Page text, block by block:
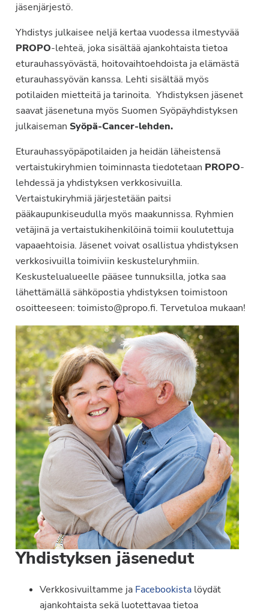
jäsenjärjestö.
Yhdistys julkaisee neljä kertaa vuodessa ilmestyvää
PROPO-lehteä, joka sisältää ajankohtaista tietoa
eturauhassyövästä, hoitovaihtoehdoista ja elämästä
eturauhassyövän kanssa. Lehti sisältää myös
potilaiden mietteitä ja tarinoita. Yhdistyksen jäsenet
saavat jäsenetuna myös Suomen Syöpäyhdistyksen
julkaiseman Syöpä-Cancer-lehden.
Eturauhassyöpäpotilaiden ja heidän läheistensä
vertaistukiryhmien toiminnasta tiedotetaan PROPO-
lehdessä ja yhdistyksen verkkosivuilla.
Vertaistukiryhmiä järjestetään paitsi
pääkaupunkiseudulla myös maakunnissa. Ryhmien
vetäjinä ja vertaistukihenkilöinä toimii koulutettuja
vapaaehtoisia. Jäsenet voivat osallistua yhdistyksen
verkkosivuilla toimiviin keskusteluryhmiin.
Keskustelualueelle pääsee tunnuksilla, jotka saa
lähettämällä sähköpostia yhdistyksen toimistoon
osoitteeseen: toimisto@propo.fi. Tervetuloa mukaan!
Yhdistyksen jäsenedut
Verkkosivuiltamme ja Facebookistalöydät
ajankohtaista sekä luotettavaa tietoa